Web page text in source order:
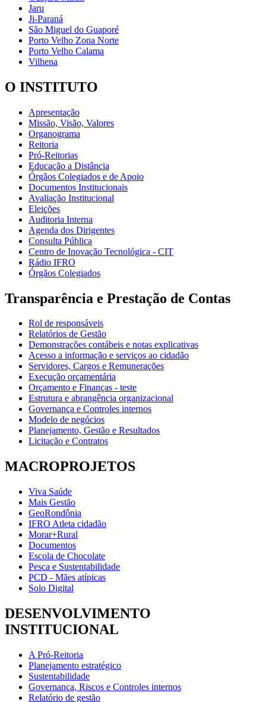
Jaru
Ji-Paraná
São Miguel do Guaporé
Porto Velho Zona Norte
Porto Velho Calama
Vilhena
O INSTITUTO
Apresentação
Missão, Visão, Valores
Organograma
Reitoria
Pró-Reitorias
Educação a Distância
Órgãos Colegiados e de Apoio
Documentos Institucionais
Avaliação Institucional
Eleições
Auditoria Interna
Agenda dos Dirigentes
Consulta Pública
Centro de Inovação Tecnológica - CIT
Rádio IFRO
Órgãos Colegiados
Transparência e Prestação de Contas
Rol de responsáveis
Relatórios de Gestão
Demonstrações contábeis e notas explicativas
Acesso a informação e serviços ao cidadão
Servidores, Cargos e Remunerações
Execução orçamentária
Orçamento e Finanças - teste
Estrutura e abrangência organizacional
Governança e Controles internos
Modelo de negócios
Planejamento, Gestão e Resultados
Licitação e Contratos
MACROPROJETOS
Viva Saúde
Mais Gestão
GeoRondônia
IFRO Atleta cidadão
Morar+Rural
Documentos
Escola de Chocolate
Pesca e Sustentabilidade
PCD - Mães atípicas
Solo Digital
DESENVOLVIMENTO
INSTITUCIONAL
A Pró-Reitoria
Planejamento estratégico
Sustentabilidade
Governança, Riscos e Controles internos
Relatório de gestão